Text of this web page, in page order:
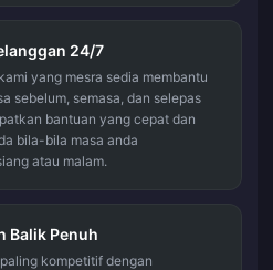
24/7
yang mesra sedia membantu
sebelum, semasa, dan selepas
bantuan yang cepat dan
bila-bila masa anda
atau malam.
Balik Penuh
kompetitif dengan